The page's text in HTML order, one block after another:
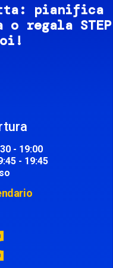
pianifica
regala STEP
- 19:00
- 19:45